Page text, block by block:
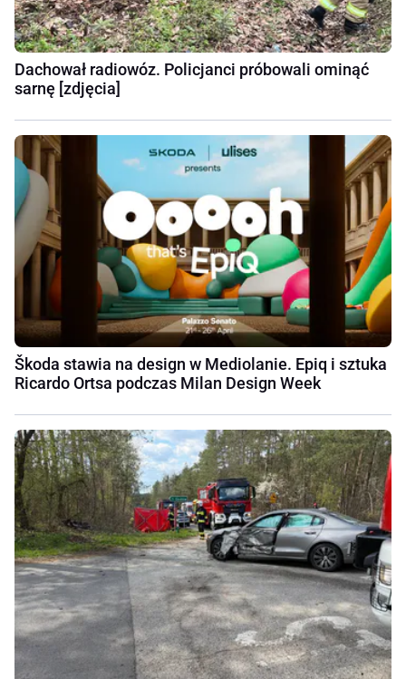
Dachował radiowóz. Policjanci próbowali ominąć
sarnę [zdjęcia]
Škoda stawia na design w Mediolanie. Epiq i sztuka
Ricardo Ortsa podczas Milan Design Week